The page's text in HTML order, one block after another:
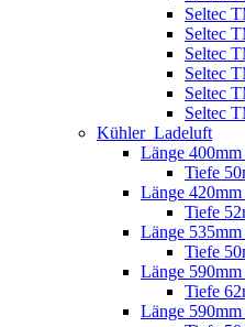
Seltec
Seltec
Seltec
Seltec
Seltec
Seltec
Kühler_Ladeluft
Länge
Tiefe
Länge
Tiefe
Länge
Tiefe
Länge
Tiefe
Länge